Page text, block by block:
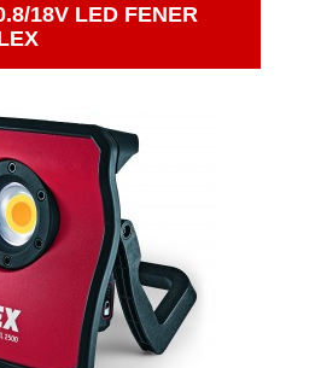
18V LED FENER